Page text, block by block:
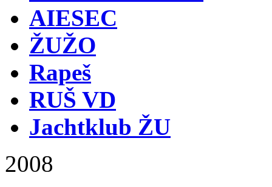
AIESEC
ŽUŽO
Rapeš
RUŠ VD
Jachtklub ŽU
2008